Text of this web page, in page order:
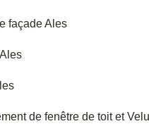
façade Ales
de fenêtre de toit et